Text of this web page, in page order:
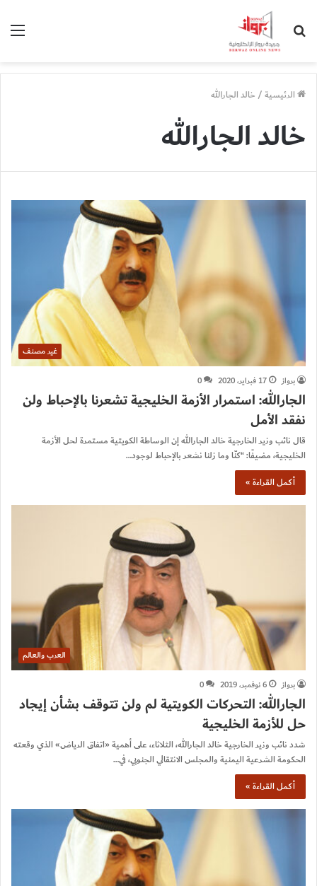
الرئيسية/خالد الجارالله
خالد الجارالله
غير مصنف
برواز
17 فبراير، 2020 0
الجارالله: استمرار الأزمة الخليجية تشعرنا بالإحباط ولن
نفقد الأمل
قال نائب وزير الخارجية خالد الجارالله إن الوساطة الكويتية مستمرة لحل الأزمة
الخليجية، مضيفًا: “كنّا وما زلنا نشعر بالإحباط لوجود…
أكمل القراءة »
العرب والعالم
برواز
6 نوفمبر، 2019 0
الجارالله: التحركات الكويتية لم ولن تتوقف بشأن إيجاد
حل للأزمة الخليجية
شدد نائب وزير الخارجية خالد الجارالله، الثلاثاء، على أهمية «اتفاق الرياض» الذي وقعته
الحكومة الشرعية اليمنية والمجلس الانتقالي الجنوبي، في…
أكمل القراءة »